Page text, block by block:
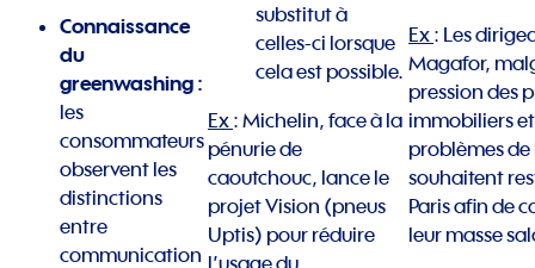
Connaissance
du
greenwashing :
les
consommateurs
observent les
distinctions
entre
communication
substitut à
celles-ci lorsque
cela est possible.
Ex : Michelin, face à la
pénurie de
caoutchouc, lance le
projet Vision (pneus
Uptis) pour réduire
l’usage du
Ex : Les
Magafor,
pression des
immobiliers
problèmes
souhaitent
Paris afin de
leur masse